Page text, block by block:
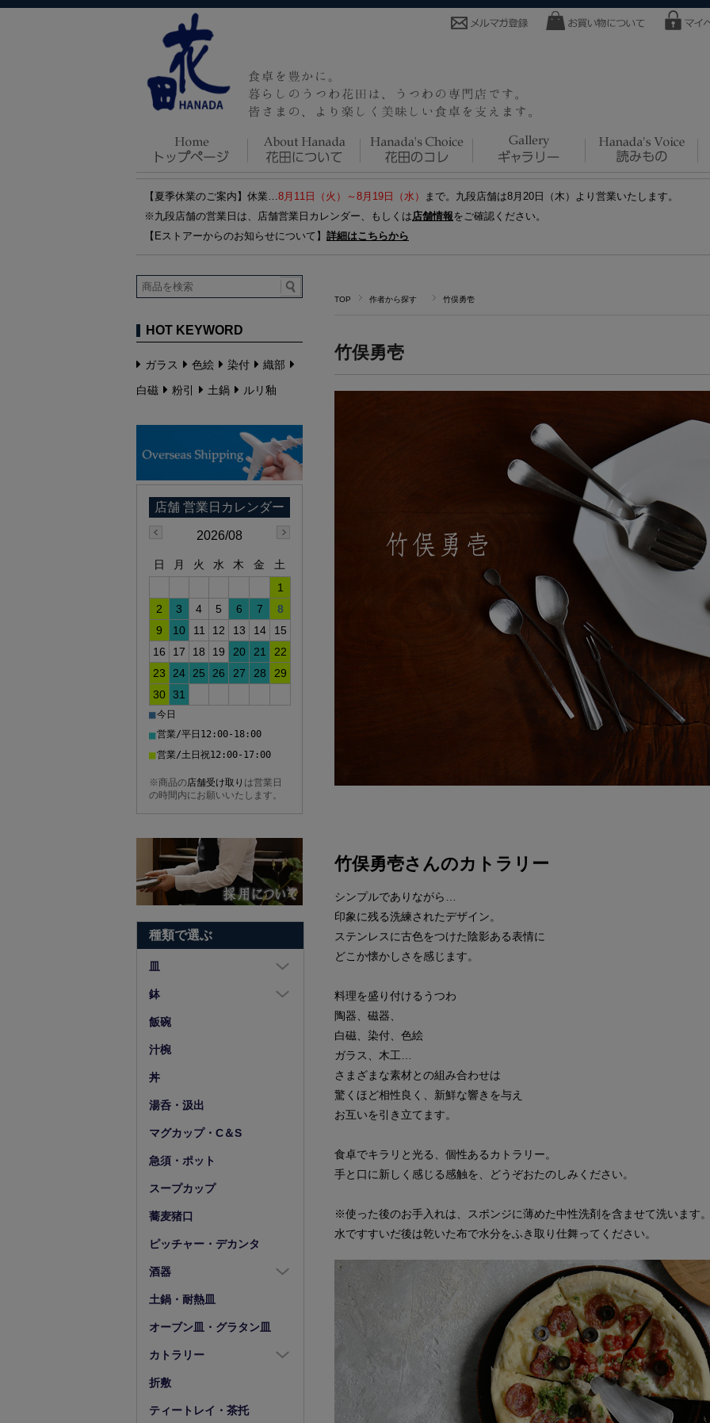
【夏季休業のご案内】休業…8月11日（火）～8月19日（水）
まで。九段店舗は8月20日（木）より営業いたします。
※九段店舗の営業日は、店舗営業日カレンダー、もしくは店舗情報をご確認ください。
【Eストアーからのお知らせについて】 詳細はこちらから
TOP 作者から探す 竹俣勇壱
竹俣勇壱
竹俣勇壱さんのカトラリー
シンプルでありながら…
印象に残る洗練されたデザイン。
ステンレスに古色をつけた陰影ある表情に
どこか懐かしさを感じます。
料理を盛り付けるうつわ
陶器、磁器、
白磁、染付、色絵
ガラス、木工…
さまざまな素材との組み合わせは
驚くほど相性良く、新鮮な響きを与え
お互いを引き立てます。
食卓でキラリと光る、個性あるカトラリー。
手と口に新しく感じる感触を、どうぞおたのしみください。
※使った後のお手入れは、スポンジに薄めた中性洗剤を含ませて洗います
水ですすいだ後は乾いた布で水分をふき取り仕舞ってください。
HOT KEYWORD
ガラス 色絵 染付
織部
白磁
粉引 土鍋 ルリ釉
2026/08
日 月 火 水 木 金
土
1
2
3 4 5 6 7
8
9
10 11 12 13 14
15
16
17 18 19 20 21
22
23
24 25 26 27 28
29
30 31
■今日
■営業/平日12:00-18:00
■営業/土日祝12:00-17:00
※商品の店舗受け取り は営業日
の時間内にお願いいたします。
種類で選ぶ
皿
大皿（8寸以上）
中皿（5～7寸）
小皿（4寸以下）
鉢
大鉢（8寸以上）
中鉢（5～7寸）
飯碗
汁椀
丼
湯呑・汲出
マグカップ・C＆S
急須・ポット
スープカップ
蕎麦猪口
ピッチャー・デカンタ
酒器
酒器全商品
徳利
土鍋・耐熱皿
オーブン皿・グラタン皿
カトラリー
カトラリー全商品
箸
折敷
ティートレイ・茶托